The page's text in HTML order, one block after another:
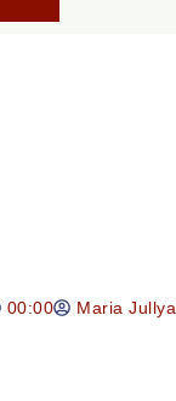
00:00 Maria Jullya